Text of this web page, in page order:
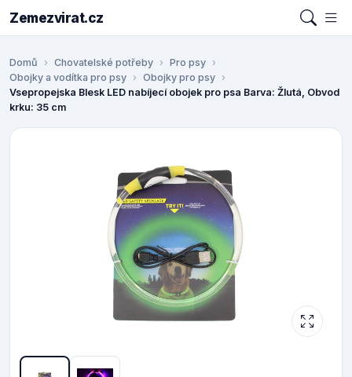
Zemezvirat.cz
Domů Chovatelské potřeby
Pro psy
Obojky a vodítka pro psy
Obojky pro psy
Vsepropejska Blesk LED nabíjecí obojek pro psa Barva: Žlutá, Obvod
krku: 35 cm